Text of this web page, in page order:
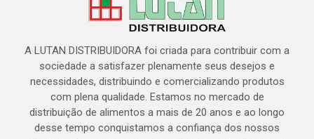
A LUTAN DISTRIBUIDORA foi criada para contribuir com a
sociedade a satisfazer plenamente seus desejos e
necessidades, distribuindo e comercializando produtos
com plena qualidade. Estamos no mercado de
distribuição de alimentos a mais de 20 anos e ao longo
desse tempo conquistamos a confiança dos nossos